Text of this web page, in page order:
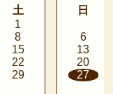
土
1
8
15
22
29
日
6
13
20
27